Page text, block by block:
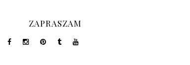
ZAPRASZAM